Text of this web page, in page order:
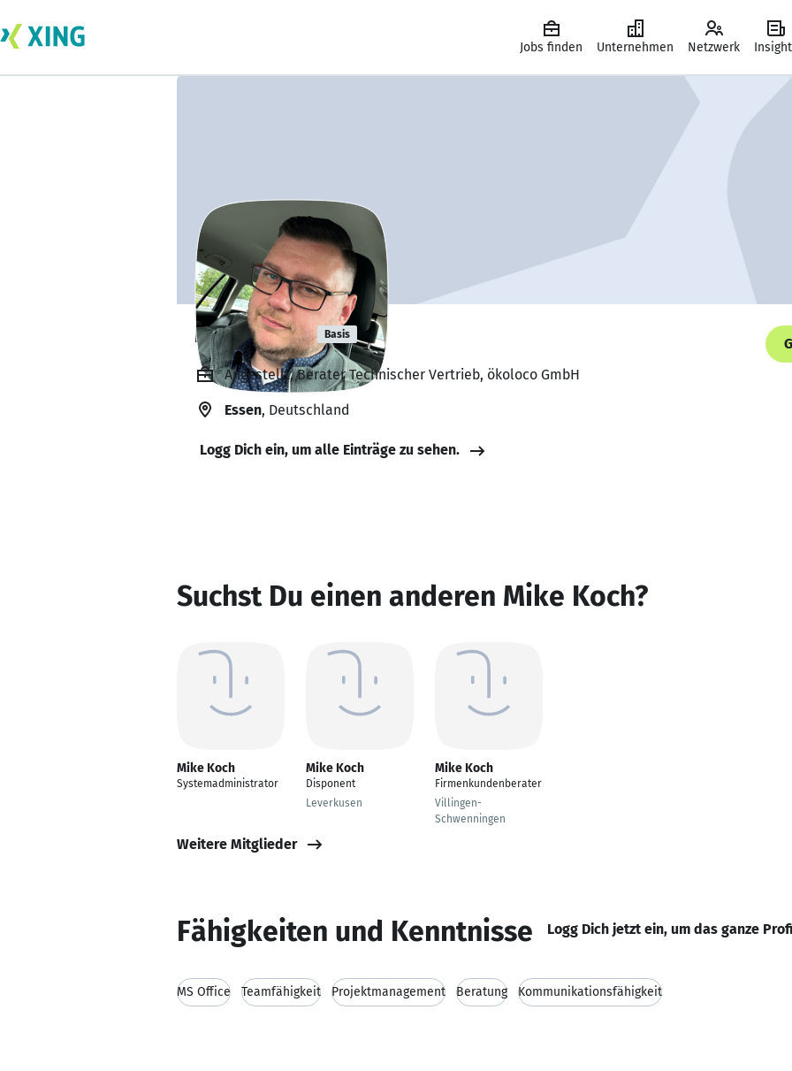
Jobs finden Unternehmen Netzwerk
Mike Koch Basis
Angestellt, Berater Technischer Vertrieb, ökoloco GmbH
Essen, Deutschland
Logg Dich ein, um alle Einträge zu sehen.
Suchst Du einen anderen Mike Koch?
Mike Koch
Systemadministrator
Mike Koch
Disponent
Leverkusen
Mike Koch
Firmenkundenberater
Villingen-
Schwenningen
Weitere Mitglieder
Fähigkeiten und Kenntnisse Logg Dich jetzt ein, um das ganze
MS Office Teamfähigkeit Projektmanagement Beratung Kommunikationsfähigkeit